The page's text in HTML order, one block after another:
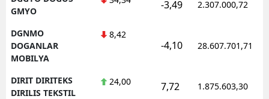
GMYO
-3,49 2.307.000,72
DGNMO
DOGANLAR
MOBILYA
8,42
-4,10 28.607.701,71
DIRIT DIRITEKS
DIRILIS TEKSTIL
24,00 7,72 1.875.603,30